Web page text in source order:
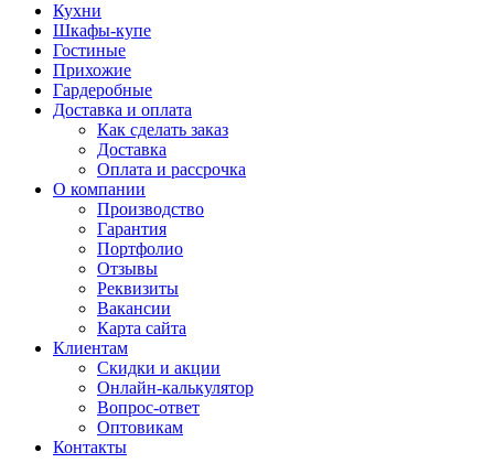
Кухни
Шкафы-купе
Гостиные
Прихожие
Гардеробные
Доставка и оплата
Как сделать заказ
Доставка
Оплата и рассрочка
О компании
Производство
Гарантия
Портфолио
Отзывы
Реквизиты
Вакансии
Карта сайта
Клиентам
Скидки и акции
Онлайн-калькулятор
Вопрос-ответ
Оптовикам
Контакты